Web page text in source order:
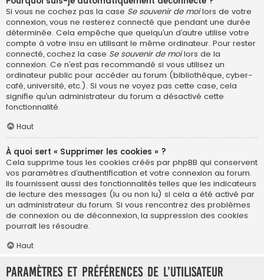
Si vous ne cochez pas la case Se souvenir de moilors de votre
connexion, vous ne resterez connecté que pendant une durée
déterminée. Cela empêche que quelqu’un d’autre utilise votre
compte à votre insu en utilisant le même ordinateur. Pour rester
connecté, cochez la case Se souvenir de moilors de la
connexion. Ce n’est pas recommandé si vous utilisez un
ordinateur public pour accéder au forum (bibliothèque, cyber-
café, université, etc.). Si vous ne voyez pas cette case, cela
signifie qu’un administrateur du forum a désactivé cette
fonctionnalité.
Haut
À quoi sert « Supprimer les cookies » ?
Cela supprime tous les cookies créés par phpBB qui conservent
vos paramètres d’authentification et votre connexion au forum.
Ils fournissent aussi des fonctionnalités telles que les indicateurs
de lecture des messages (lu ou non lu) si cela a été activé par
un administrateur du forum. Si vous rencontrez des problèmes
de connexion ou de déconnexion, la suppression des cookies
pourrait les résoudre.
Haut
Paramètres et préférences de l’utilisateur